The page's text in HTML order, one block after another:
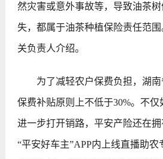
然灾害或意外事故等，导致油茶
失，都属于油茶种植保险责任范
关负责人介绍。
为了减轻农户保费负担，湖南
保费补贴原则上不低于30%。不
进一步打开销路，平安产险还在
“平安好车主”APP内上线直播助